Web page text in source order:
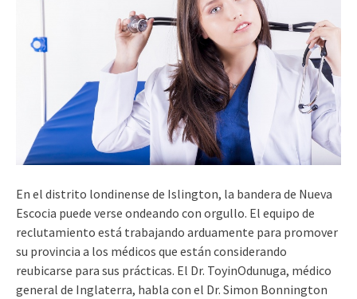
En el distrito londinense de Islington, la bandera de Nueva
Escocia puede verse ondeando con orgullo. El equipo de
reclutamiento está trabajando arduamente para promover
su provincia a los médicos que están considerando
reubicarse para sus prácticas. El Dr. ToyinOdunuga, médico
general de Inglaterra, habla con el Dr. Simon Bonnington